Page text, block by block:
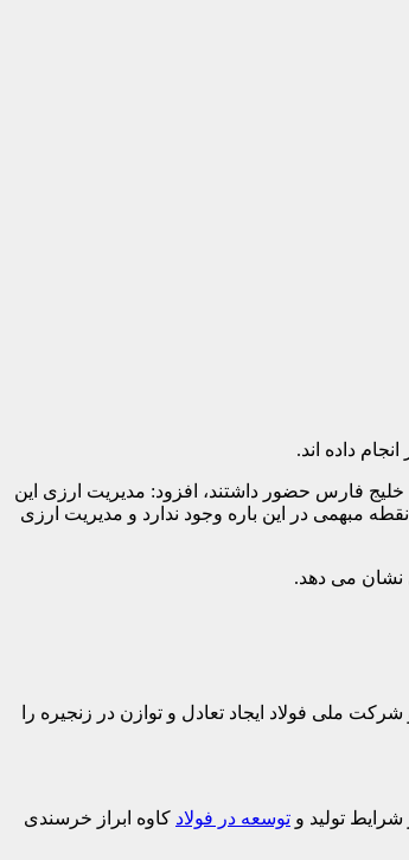
داده اند.
فارس حضور داشتند، افزود: مدیریت ارزی این
مبهمی در این باره وجود ندارد و مدیریت ارزی
نشان می دهد.
ملی فولاد ایجاد تعادل و توازن در زنجیره را
تولید و‌ توسعه در فولاد کاوه ابراز خرسندی